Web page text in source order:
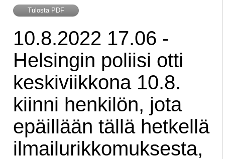
Tulosta PDF
10.8.2022 17.06 -
Helsingin poliisi otti
keskiviikkona 10.8.
kiinni henkilön, jota
epäillään tällä hetkellä
ilmailurikkomuksesta,